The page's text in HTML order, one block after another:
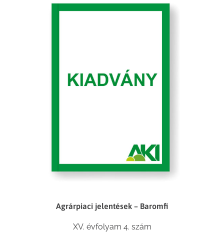
Agrárpiaci jelentések – Baromfi
XV. évfolyam 4. szám